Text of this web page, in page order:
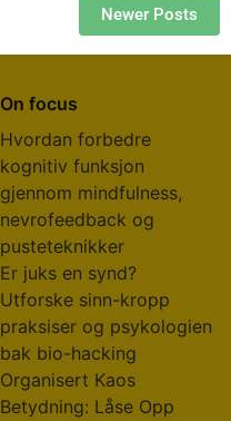
Newer Posts
On focus
Hvordan forbedre
kognitiv funksjon
gjennom mindfulness,
nevrofeedback og
pusteteknikker
Er juks en synd?
Utforske sinn-kropp
praksiser og psykologien
bak bio-hacking
Organisert Kaos
Betydning: Låse Opp